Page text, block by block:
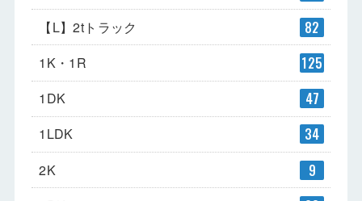
【L】2tトラック 82
1K・1R 125
1DK 47
1LDK 34
2K 9